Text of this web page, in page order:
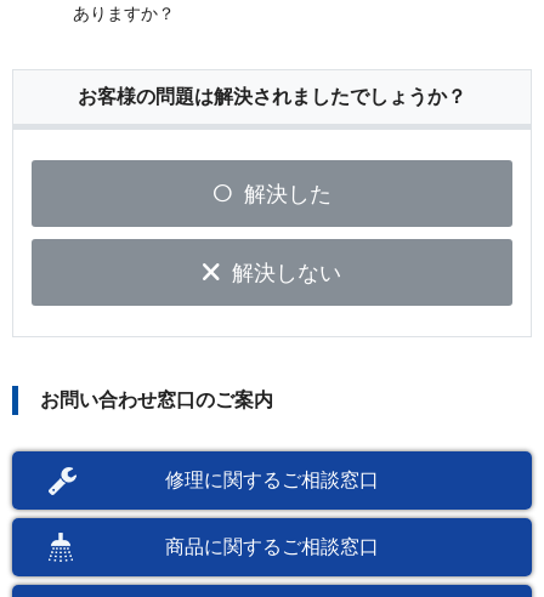
ありますか？
お客様の問題は解決されましたでしょうか？
解決した
解決しない
お問い合わせ窓口のご案内
修理に関するご相談窓口
商品に関するご相談窓口